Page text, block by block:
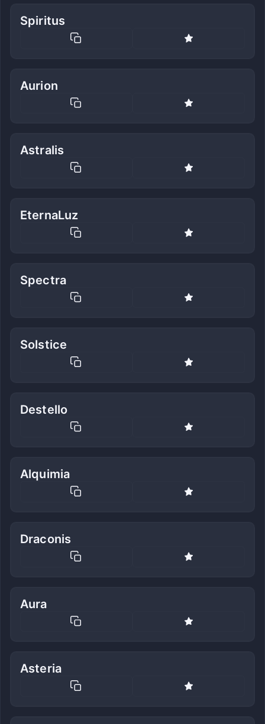
Spiritus
Aurion
Astralis
EternaLuz
Spectra
Solstice
Destello
Alquimia
Draconis
Aura
Asteria